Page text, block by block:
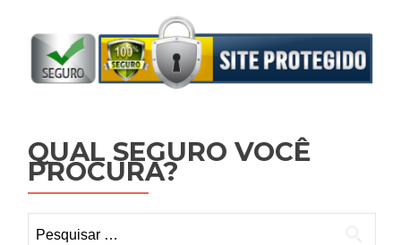
QUAL SEGURO VOCÊ
PROCURA?